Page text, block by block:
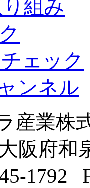
産業株
阪府
1792